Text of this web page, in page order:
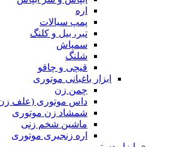
اره
پمپ سیالات
تبر، بیل و کلنگ
سمپاش
شلنگ
قیچی و چاقو
ابزار باغبانی موتوری
چمن زن
داس موتوری (علف
شمشاد زن موتوری
ماشین شخم زنی
اره زنجیری موتوری